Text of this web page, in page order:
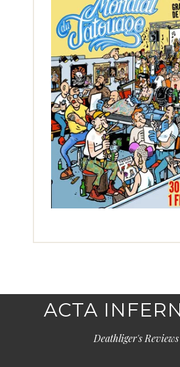
ACTA
Deathliger's Reviews